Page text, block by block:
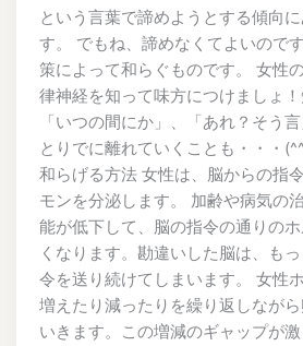
という言葉で諦めようとする傾向
す。 でもね、諦めなくてよいので
策によって和らぐものです。 女性
律神経を知って味方につけましょ！
「いつの間にか」、「あれ？そう
とりでに離れていくことも・・・
和らげる方法 女性は、脳からの指
モンを分泌します。 加齢や病気の
能が低下して、脳の指令の通りの
くなります。勘違いした脳は、も
令を送り続けてしまいます。 女性
増えたり減ったりを繰り返しなが
いきます。この増減のギャップが